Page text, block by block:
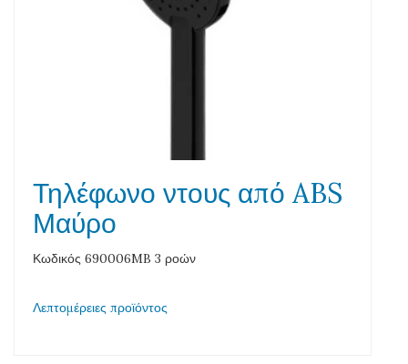
Τηλέφωνο ντους από ABS
Μαύρο
Κωδικός 690006MB 3 ροών
Λεπτομέρειες προϊόντος